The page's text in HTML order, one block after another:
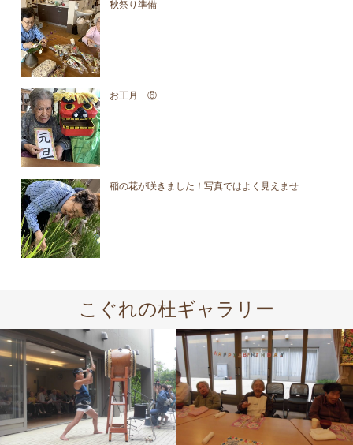
秋祭り準備
お正月 ⑥
稲の花が咲きました！写真ではよく見えませ...
こぐれの杜ギャラリー